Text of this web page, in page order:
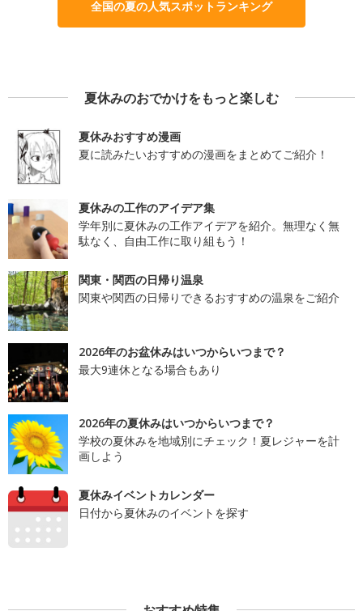
全国の夏の人気スポットランキング
夏休みのおでかけをもっと楽しむ
夏休みおすすめ漫画
夏に読みたいおすすめの漫画をまとめてご紹介！
夏休みの工作のアイデア集
学年別に夏休みの工作アイデアを紹介。無理なく無
駄なく、自由工作に取り組もう！
関東・関西の日帰り温泉
関東や関西の日帰りできるおすすめの温泉をご紹介
2026年のお盆休みはいつからいつまで？
最大9連休となる場合もあり
2026年の夏休みはいつからいつまで？
学校の夏休みを地域別にチェック！夏レジャーを計
画しよう
夏休みイベントカレンダー
日付から夏休みのイベントを探す